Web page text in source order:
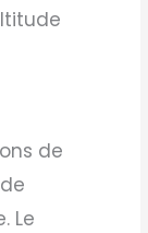
de
Le